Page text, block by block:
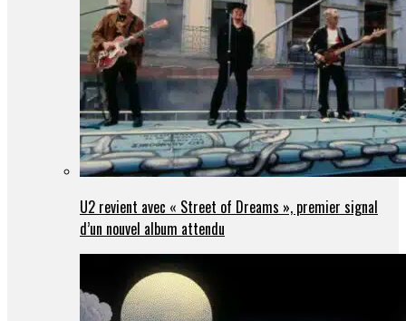
U2 revient avec « Street of Dreams », premier signal
d’un nouvel album attendu